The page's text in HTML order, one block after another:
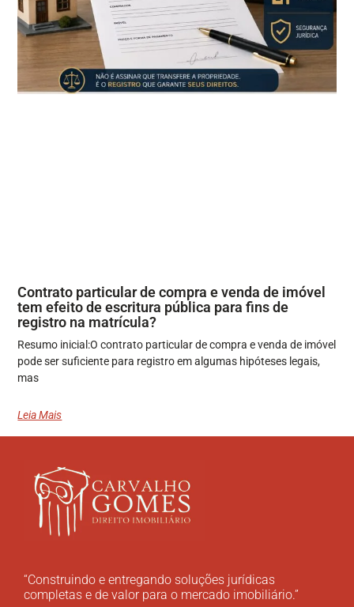
Contrato particular de compra e venda de imóvel
tem efeito de escritura pública para fins de
registro na matrícula?
Resumo inicial:O contrato particular de compra e venda de imóvel
pode ser suficiente para registro em algumas hipóteses legais,
mas
Leia Mais
“Construindo e entregando soluções jurídicas
completas e de valor para o mercado imobiliário.”